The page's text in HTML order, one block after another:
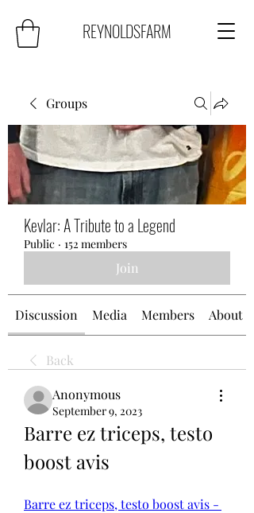
REYNOLDSFARM
Groups
Kevlar: A Tribute to a Legend
Public · 152 members
Join
Discussion Media Members About
Back
Anonymous
September 9, 2023
Barre ez triceps, testo
boost avis
Barre ez triceps, testo boost avis -